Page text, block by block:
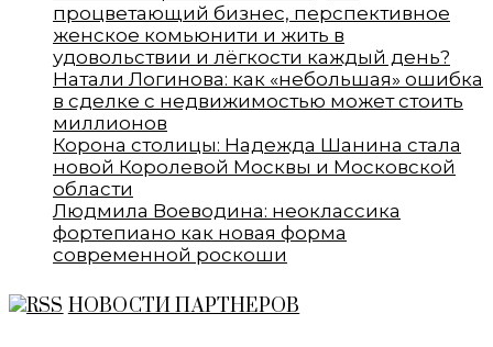
процветающий бизнес, перспективное
женское комьюнити и жить в
удовольствии и лёгкости каждый день?
Натали Логинова: как «небольшая» ошибка
в сделке с недвижимостью может стоить
миллионов
Корона столицы: Надежда Шанина стала
новой Королевой Москвы и Московской
области
Людмила Воеводина: неоклассика
фортепиано как новая форма
современной роскоши
НОВОСТИ ПАРТНЕРОВ